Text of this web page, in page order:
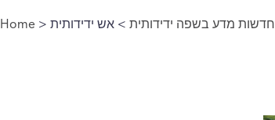
You are here
Home > חדשות מדע בשפה ידידותית> אש ידידותית